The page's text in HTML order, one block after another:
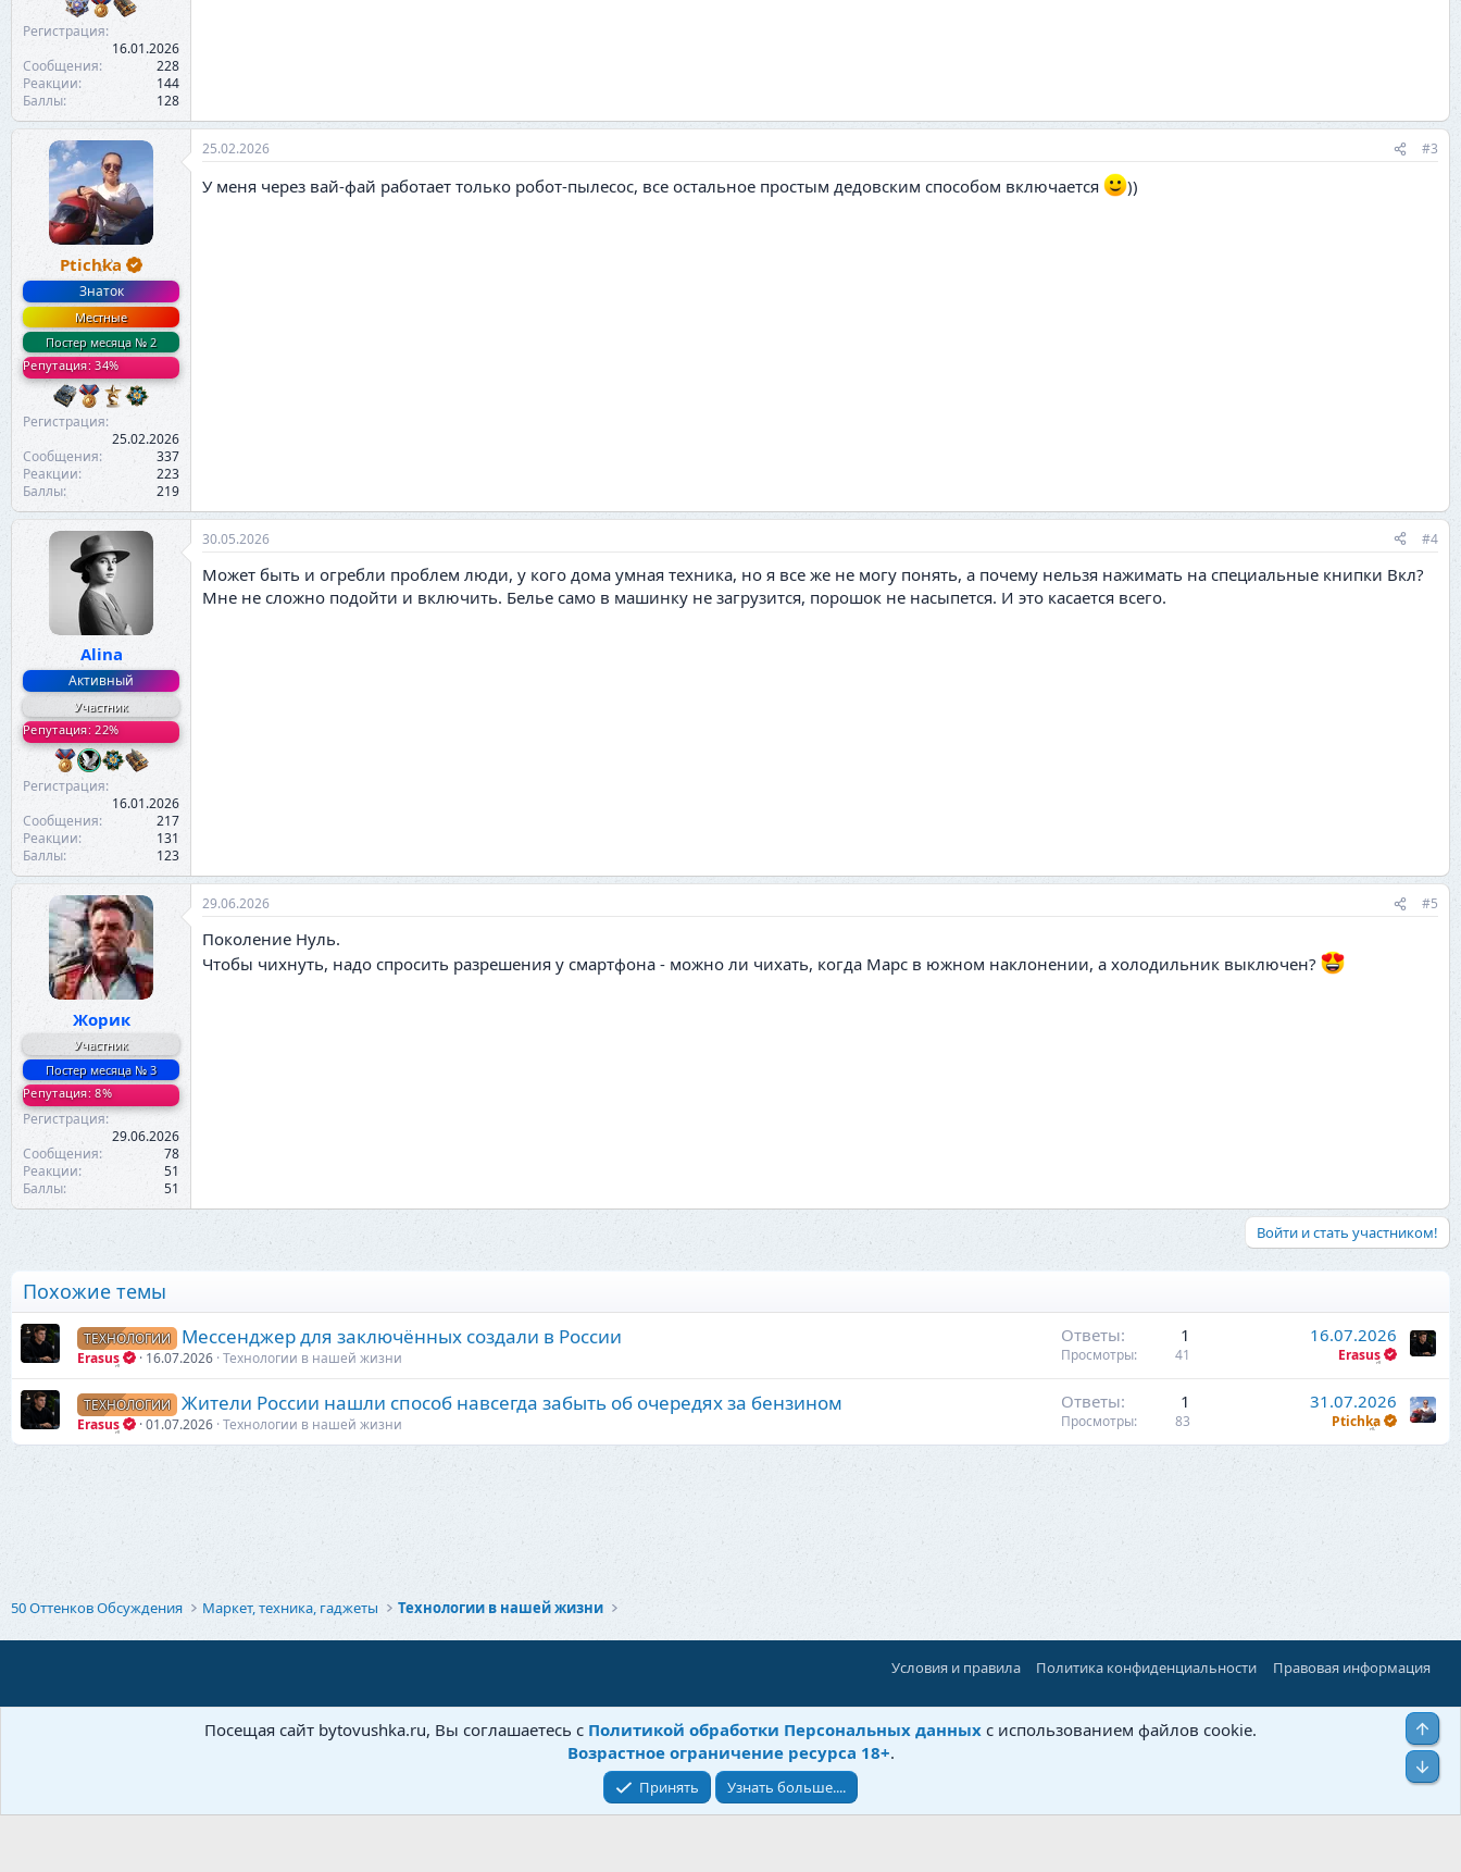
Регистрация
16.01.2026
Сообщения
228
Реакции
144
Баллы
128
Ptichka
Знаток
Местные
Постер месяца № 2
Репутация: 34%
Регистрация
25.02.2026
Сообщения
337
Реакции
223
Баллы
219
25.02.2026 #3
У меня через вай-фай работает только робот-пылесос, все остальное простым дедовским способом включается ))
Alina
Активный
Участник
Репутация: 22%
Регистрация
16.01.2026
Сообщения
217
Реакции
131
Баллы
123
30.05.2026 #4
Может быть и огребли проблем люди, у кого дома умная техника, но я все же не могу понять, а почему нельзя нажимать на специальные книпки Вкл?
Мне не сложно подойти и включить. Белье само в машинку не загрузится, порошок не насыпется. И это касается всего.
Жорик
Участник
Постер месяца № 3
Репутация: 8%
Регистрация
29.06.2026
Сообщения
78
Реакции
51
Баллы
51
29.06.2026 #5
Поколение Нуль.
Чтобы чихнуть, надо спросить разрешения у смартфона - можно ли чихать, когда Марс в южном наклонении, а холодильник выключен?
Войти и стать участником!
Похожие темы
ТЕХНОЛОГИИ Мессенджер для заключённых создали в России
Erasus 16.07.2026 Технологии в нашей жизни
Ответы 1
Просмотры 41
16.07.2026
Erasus
ТЕХНОЛОГИИ Жители России нашли способ навсегда забыть об очередях за бензином
Erasus 01.07.2026 Технологии в нашей жизни
Ответы 1
Просмотры 83
31.07.2026
Ptichka
50 Оттенков Обсуждения Маркет, техника, гаджеты Технологии в нашей жизни
Условия и правила Политика конфиденциальности Правовая информация
©Бытовушка, 2025-2026
Посещая сайт bytovushka.ru, Вы соглашаетесь с Политикой обработки Персональных данных с использованием файлов cookie.
Возрастное ограничение ресурса 18+.
Принять Узнать больше....